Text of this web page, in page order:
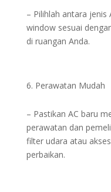
– Pilihlah antara jenis
window sesuai
di ruangan Anda.
Perawatan Mudah
– Pastikan AC baru
perawatan dan
filter udara atau
perbaikan.